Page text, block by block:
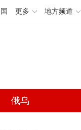
更多 地方频道
俄乌